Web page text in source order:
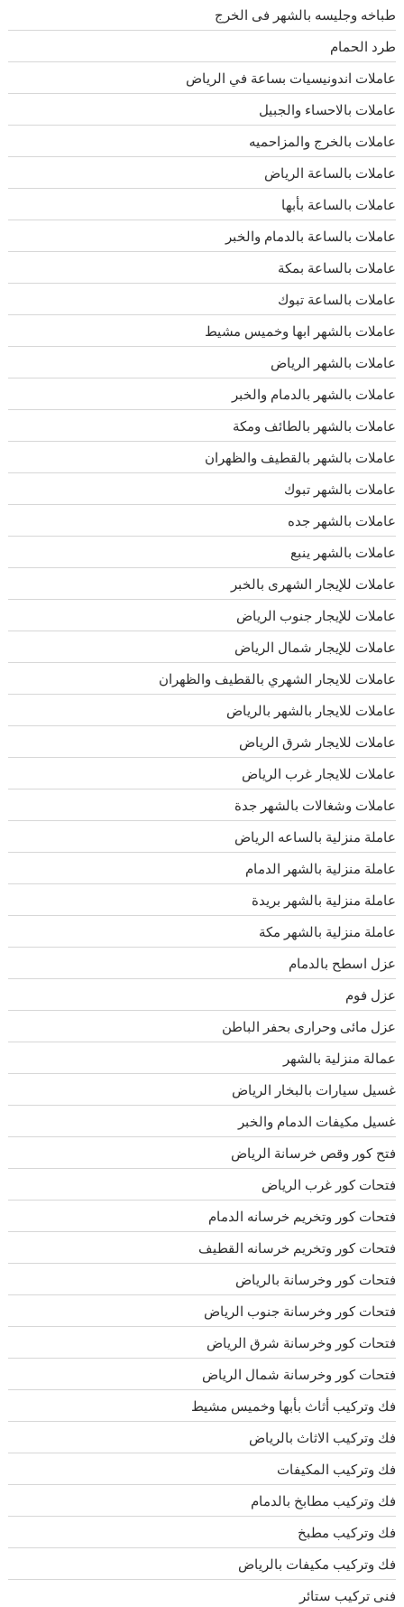
طباخه وجليسه بالشهر فى الخرج
طرد الحمام
عاملات اندونيسيات بساعة في الرياض
عاملات بالاحساء والجبيل
عاملات بالخرج والمزاحميه
عاملات بالساعة الرياض
عاملات بالساعة بأبها
عاملات بالساعة بالدمام والخبر
عاملات بالساعة بمكة
عاملات بالساعة تبوك
عاملات بالشهر ابها وخميس مشيط
عاملات بالشهر الرياض
عاملات بالشهر بالدمام والخبر
عاملات بالشهر بالطائف ومكة
عاملات بالشهر بالقطيف والظهران
عاملات بالشهر تبوك
عاملات بالشهر جده
عاملات بالشهر ينبع
عاملات للإيجار الشهرى بالخبر
عاملات للإيجار جنوب الرياض
عاملات للإيجار شمال الرياض
عاملات للايجار الشهري بالقطيف والظهران
عاملات للايجار بالشهر بالرياض
عاملات للايجار شرق الرياض
عاملات للايجار غرب الرياض
عاملات وشغالات بالشهر جدة
عاملة منزلية بالساعه الرياض
عاملة منزلية بالشهر الدمام
عاملة منزلية بالشهر بريدة
عاملة منزلية بالشهر مكة
عزل اسطح بالدمام
عزل فوم
عزل مائى وحرارى بحفر الباطن
عمالة منزلية بالشهر
غسيل سيارات بالبخار الرياض
غسيل مكيفات الدمام والخبر
فتح كور وقص خرسانة الرياض
فتحات كور غرب الرياض
فتحات كور وتخريم خرسانه الدمام
فتحات كور وتخريم خرسانه القطيف
فتحات كور وخرسانة بالرياض
فتحات كور وخرسانة جنوب الرياض
فتحات كور وخرسانة شرق الرياض
فتحات كور وخرسانة شمال الرياض
فك وتركيب أثاث بأبها وخميس مشيط
فك وتركيب الاثاث بالرياض
فك وتركيب المكيفات
فك وتركيب مطابخ بالدمام
فك وتركيب مطبخ
فك وتركيب مكيفات بالرياض
فنى تركيب ستائر